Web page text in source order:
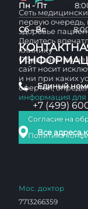
Пн - Пт
Сб - Вс
Единый
+7 (499)
Все адреса
Сеть
первую
здоровье
Делитесь
клинику
Обращаем ваше
сайт носит
и ни при каких
офертой,
информация для
Согласие на
Политика
Мос. доктор
7713266359